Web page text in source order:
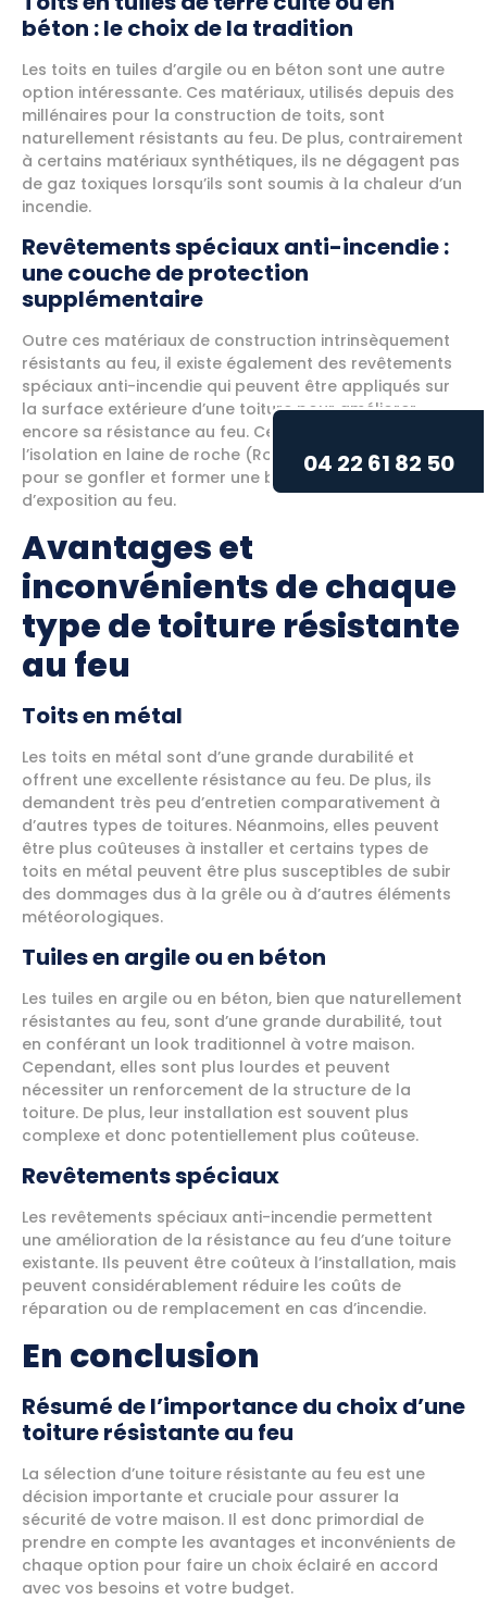
béton : le choix de la tradition
Les toits en tuiles d’argile ou en béton sont une autre
option intéressante. Ces matériaux, utilisés depuis des
millénaires pour la construction de toits, sont
naturellement résistants au feu. De plus, contrairement
à certains matériaux synthétiques, ils ne dégagent pas
de gaz toxiques lorsqu’ils sont soumis à la chaleur d’un
incendie.
Revêtements spéciaux anti-incendie :
une couche de protection
supplémentaire
Outre ces matériaux de construction intrinsèquement
résistants au feu, il existe également des revêtements
spéciaux anti-incendie qui peuvent être appliqués sur
la surface extérieure d’une toiture pour améliorer
encore sa résistance au feu. Ces produits, comme
l’isolation en laine de roche (Rockwool), sont conçus
pour se gonfler et former une barrière isolante en cas
d’exposition au feu.
Avantages et
inconvénients de chaque
type de toiture résistante
au feu
Toits en métal
Les toits en métal sont d’une grande durabilité et
offrent une excellente résistance au feu. De plus, ils
demandent très peu d’entretien comparativement à
d’autres types de toitures. Néanmoins, elles peuvent
être plus coûteuses à installer et certains types de
toits en métal peuvent être plus susceptibles de subir
des dommages dus à la grêle ou à d’autres éléments
météorologiques.
Tuiles en argile ou en béton
Les tuiles en argile ou en béton, bien que naturellement
résistantes au feu, sont d’une grande durabilité, tout
en conférant un look traditionnel à votre maison.
Cependant, elles sont plus lourdes et peuvent
nécessiter un renforcement de la structure de la
toiture. De plus, leur installation est souvent plus
complexe et donc potentiellement plus coûteuse.
Revêtements spéciaux
Les revêtements spéciaux anti-incendie permettent
une amélioration de la résistance au feu d’une toiture
existante. Ils peuvent être coûteux à l’installation, mais
peuvent considérablement réduire les coûts de
réparation ou de remplacement en cas d’incendie.
En conclusion
Résumé de l’importance du choix d’une
toiture résistante au feu
La sélection d’une toiture résistante au feu est une
décision importante et cruciale pour assurer la
sécurité de votre maison. Il est donc primordial de
prendre en compte les avantages et inconvénients de
chaque option pour faire un choix éclairé en accord
avec vos besoins et votre budget.
04 22 61 82 50